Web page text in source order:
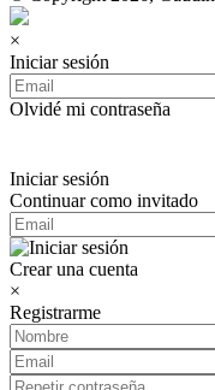
×
Iniciar sesión
Olvidé mi contraseña
Iniciar sesión
Continuar como invitado
Crear una cuenta
×
Registrarme